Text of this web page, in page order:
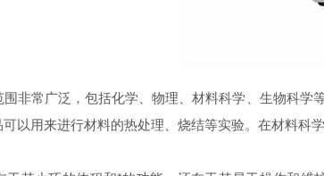
常广泛，包括化学、物理、材料科学、生物科学
以用来进行材料的热处理、烧结等实验。在材料科